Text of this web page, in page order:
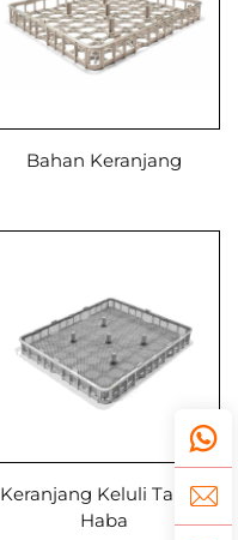
Bahan Keranjang
Keranjang Keluli Tahan
Haba